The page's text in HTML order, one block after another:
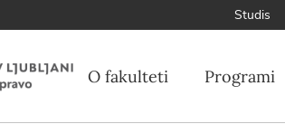
Studis
O fakulteti Programi